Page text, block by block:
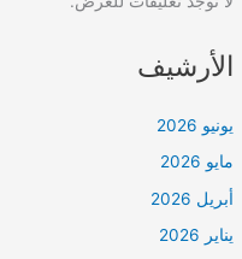
الأرشيف
يونيو 2026
مايو 2026
أبريل 2026
يناير 2026